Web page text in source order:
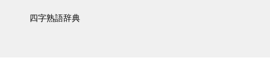
四字熟語辞典